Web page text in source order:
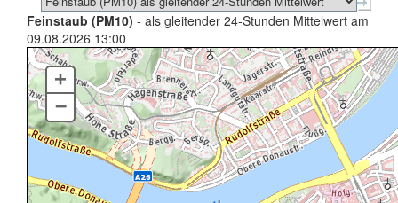
Feinstaub (PM10) - als gleitender 24-Stunden Mittelwert am
09.08.2026 13:00
+
–